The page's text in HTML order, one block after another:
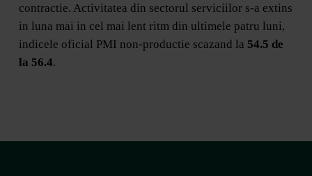
contractie. Activitatea din sectorul serviciilor s-a extins
in luna mai in cel mai lent ritm din ultimele patru luni,
indicele oficial PMI non-productie scazand la 54.5 de
la 56.4.